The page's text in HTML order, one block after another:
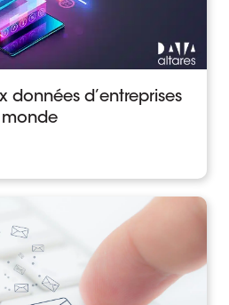
données d’entreprises
monde